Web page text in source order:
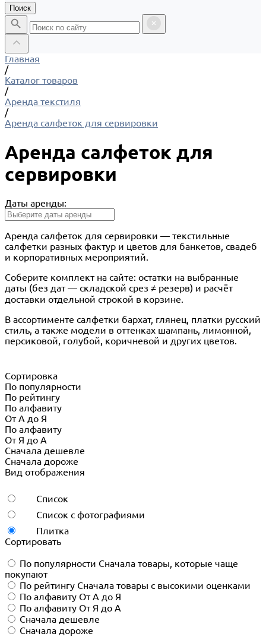
Поиск
Главная
/
Каталог товаров
/
Аренда текстиля
/
Аренда салфеток для сервировки
Аренда салфеток для
сервировки
Даты аренды:
Аренда салфеток для сервировки — текстильные
салфетки разных фактур и цветов для банкетов, свадеб
и корпоративных мероприятий.
Соберите комплект на сайте: остатки на выбранные
даты (без дат — складской срез ≠ резерв) и расчёт
доставки отдельной строкой в корзине.
В ассортименте салфетки бархат, глянец, платки русский
стиль, а также модели в оттенках шампань, лимонной,
персиковой, голубой, коричневой и других цветов.
Сортировка
По популярности
По рейтингу
По алфавиту
От А до Я
По алфавиту
От Я до А
Сначала дешевле
Сначала дороже
Вид отображения
Список
Список с фотографиями
Плитка
Сортировать
По популярности Сначала товары, которые чаще
покупают
По рейтингу Сначала товары с высокими оценками
По алфавиту От А до Я
По алфавиту От Я до А
Сначала дешевле
Сначала дороже